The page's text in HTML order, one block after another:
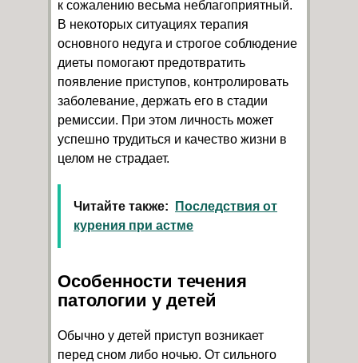
к сожалению весьма неблагоприятный.
В некоторых ситуациях терапия
основного недуга и строгое соблюдение
диеты помогают предотвратить
появление приступов, контролировать
заболевание, держать его в стадии
ремиссии. При этом личность может
успешно трудиться и качество жизни в
целом не страдает.
Читайте также:
Последствия от
курения при астме
Особенности течения
патологии у детей
Обычно у детей приступ возникает
перед сном либо ночью. От сильного